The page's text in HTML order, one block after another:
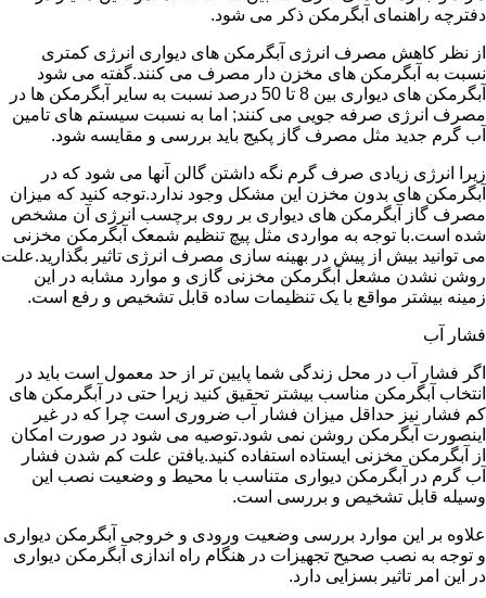
دفترچه راهنمای آبگرمکن ذکر می شود.
از نظر کاهش مصرف انرژی آبگرمکن های دیواری انرژی کمتری
نسبت به آبگرمکن های مخزن دار مصرف می کنند.گفته می شود
آبگرمکن های دیواری بین 8 تا 50 درصد نسبت به سایر آبگرمکن ها در
مصرف انرژی صرفه جویی می کنند; اما به نسبت سیستم های تامین
آب گرم جدید مثل مصرف گاز پکیج باید بررسی و مقایسه شود.
زیرا انرژی زیادی صرف گرم نگه داشتن گالن آنها می شود که در
آبگرمکن های بدون مخزن این مشکل وجود ندارد.توجه کنید که میزان
مصرف گاز آبگرمکن های دیواری بر روی برچسب انرژی آن مشخص
شده است.با توجه به مواردی مثل پیچ تنظیم شمعک آبگرمکن مخزنی
می توانید بیش از پیش در بهینه سازی مصرف انرژی تاثیر بگذارید.علت
روشن نشدن مشعل آبگرمکن مخزنی گازی و موارد مشابه در این
زمینه بیشتر مواقع با یک تنظیمات ساده قابل تشخیص و رفع است.
فشار آب
اگر فشار آب در محل زندگی شما پایین تر از حد معمول است باید در
انتخاب آبگرمکن مناسب بیشتر تحقیق کنید زیرا حتی در آبگرمکن های
کم فشار نیز حداقل میزان فشار آب ضروری است چرا که در غیر
اینصورت آبگرمکن روشن نمی شود.توصیه می شود در صورت امکان
از آبگرمکن مخزنی ایستاده استفاده کنید.یافتن علت کم شدن فشار
آب گرم در آبگرمکن دیواری متناسب با محیط و وضعیت نصب این
وسیله قابل تشخیص و بررسی است.
علاوه بر این موارد بررسی وضعیت ورودی و خروجی آبگرمکن دیواری
و توجه به نصب صحیح تجهیزات در هنگام راه اندازی آبگرمکن دیواری
در این امر تاثیر بسزایی دارد.